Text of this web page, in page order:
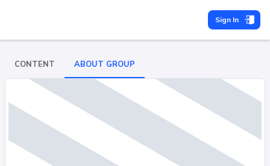
Sign In
CONTENT ABOUT GROUP